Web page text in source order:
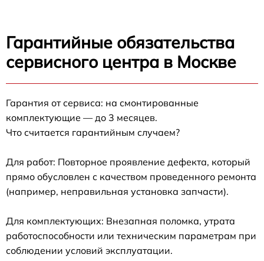
Гарантийные обязательства
сервисного центра в Москве
Гарантия от сервиса: на смонтированные
комплектующие — до 3 месяцев.
Что считается гарантийным случаем?
Для работ: Повторное проявление дефекта, который
прямо обусловлен с качеством проведенного ремонта
(например, неправильная установка запчасти).
Для комплектующих: Внезапная поломка, утрата
работоспособности или техническим параметрам при
соблюдении условий эксплуатации.